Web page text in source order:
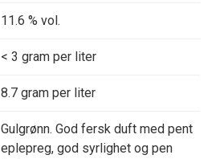
11.6 % vol.
< 3 gram per liter
8.7 gram per liter
Gulgrønn. God fersk duft med pent
eplepreg, god syrlighet og pen